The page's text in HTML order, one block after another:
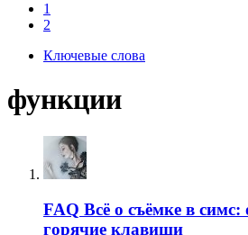
1
2
Ключевые слова
функции
FAQ Всё о съёмке в симс:
горячие клавиши